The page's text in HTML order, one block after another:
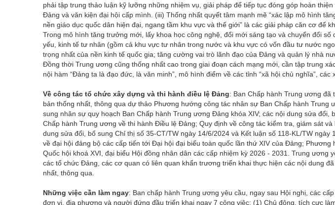
phải tập trung thảo luận kỹ lưỡng những nhiệm vụ, giải pháp để tiếp tục đóng góp hoàn
Đảng và văn kiện đại hội cấp mình. (iii) Thống nhất quyết tâm mạnh mẽ “xác lập mô hình
nền giáo dục quốc dân hiện đại, ngang tầm khu vực và thế giới” là các giải pháp căn cơ để
Trong mô hình tăng trưởng mới, lấy khoa học công nghệ, đổi mới sáng tạo và chuyển đổi số
yếu, kinh tế tư nhân (gồm cả khu vực tư nhân trong nước và khu vực có vốn đầu tư nước
trọng nhất của nền kinh tế quốc gia; tăng cường vai trò lãnh đạo của Đảng và quản lý nhà
Đồng thời Trung ương cũng thống nhất cao trong giai đoạn cách mạng mới, cần tập trung
nội hàm “Đảng ta là đạo đức, là văn minh”, mô hình điểm về các tỉnh “xã hội chủ nghĩa”, các
Về công tác tổ chức xây dựng và thi hành điều lệ Đảng: Ban Chấp hành Trung ương đã
bản thống nhất, thông qua dự thảo Phương hướng công tác nhân sự Ban Chấp hành Trung
sung nhân sự quy hoạch Ban Chấp hành Trung ương Đảng khóa XIV; các nội dung sửa đổi,
Chấp hành Trung ương về thi hành Điều lệ Đảng; Quy định về công tác kiểm tra, giám sát
dung sửa đổi, bổ sung Chỉ thị số 35-CT/TW ngày 14/6/2024 và Kết luận số 118-KL/TW ngày
về đại hội đảng bộ các cấp tiến tới Đại hội đại biểu toàn quốc lần thứ XIV của Đảng; Phương
Quốc hội khoá XVI, đại biểu Hội đồng nhân dân các cấp nhiệm kỳ 2026 - 2031. Trung ương
các tổ chức Đảng, các cơ quan có liên quan khẩn trương triển khai thực hiện các nội dung
nhất, thông qua.
Những việc cần làm ngay: Ban chấp hành Trung ương yêu cầu, ngay sau Hội nghị, các
đơn vị, địa phương và người đứng đầu triển khai ngay 7 công việc: (1) Chủ động, tích cực